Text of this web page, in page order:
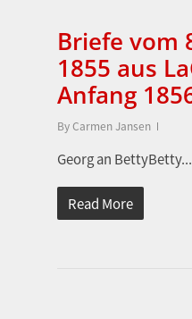
Briefe vom
1855 aus
Anfang
ByCarmen Jansen
Georg an BettyBetty...
Read More